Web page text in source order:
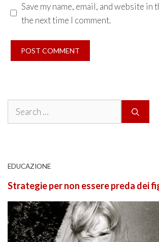
Save my name, email, and website
the next time I comment.
Search
EDUCAZIONE
Strategie per non essere preda dei